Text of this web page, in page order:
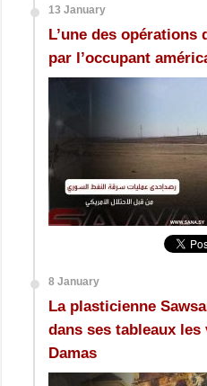
13 January
L’une des
par l’occupant
8 January
La plasticienne
dans ses tableaux
Damas